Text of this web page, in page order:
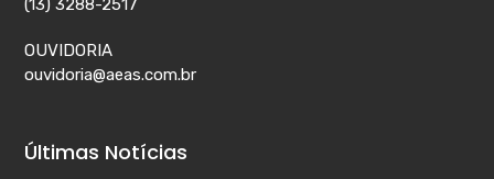
OUVIDORIA
ouvidoria@aeas.com.br
Últimas Notícias